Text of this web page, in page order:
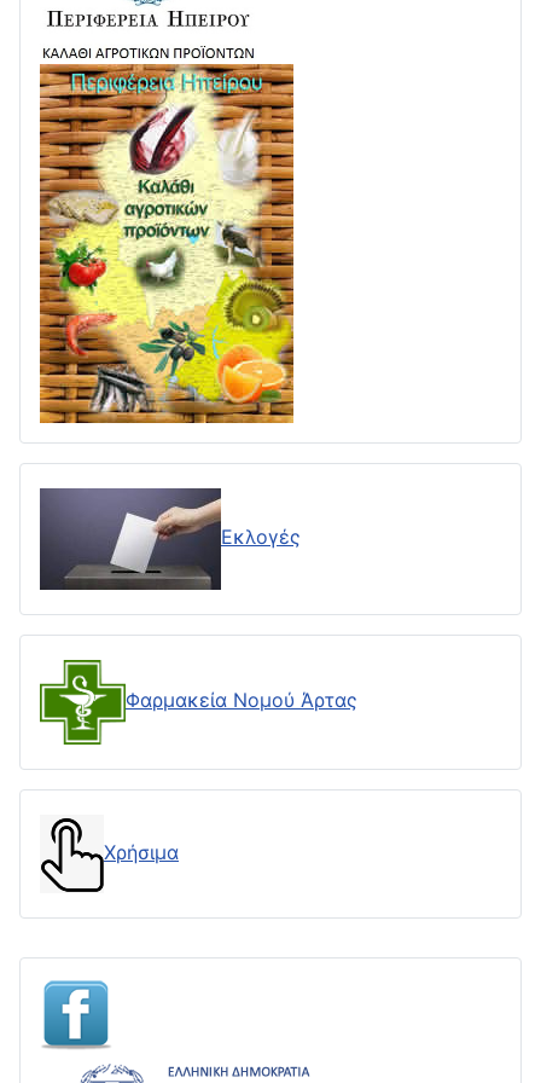
Εκλογές
Φαρμακεία Νομού Άρτας
Χρήσιμα